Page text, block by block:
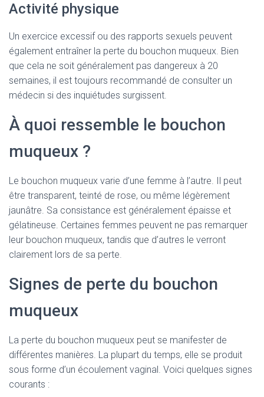
Activité physique
Un exercice excessif ou des rapports sexuels peuvent
également entraîner la perte du bouchon muqueux. Bien
que cela ne soit généralement pas dangereux à 20
semaines, il est toujours recommandé de consulter un
médecin si des inquiétudes surgissent.
À quoi ressemble le bouchon
muqueux ?
Le bouchon muqueux varie d’une femme à l’autre. Il peut
être transparent, teinté de rose, ou même légèrement
jaunâtre. Sa consistance est généralement épaisse et
gélatineuse. Certaines femmes peuvent ne pas remarquer
leur bouchon muqueux, tandis que d’autres le verront
clairement lors de sa perte.
Signes de perte du bouchon
muqueux
La perte du bouchon muqueux peut se manifester de
différentes manières. La plupart du temps, elle se produit
sous forme d’un écoulement vaginal. Voici quelques signes
courants :